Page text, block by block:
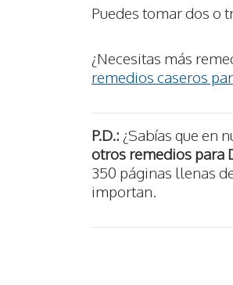
Puedes tomar dos o
¿Necesitas más
remedios caseros
P.D.: ¿Sabías que en
otros remedios para
350 páginas llenas
importan.